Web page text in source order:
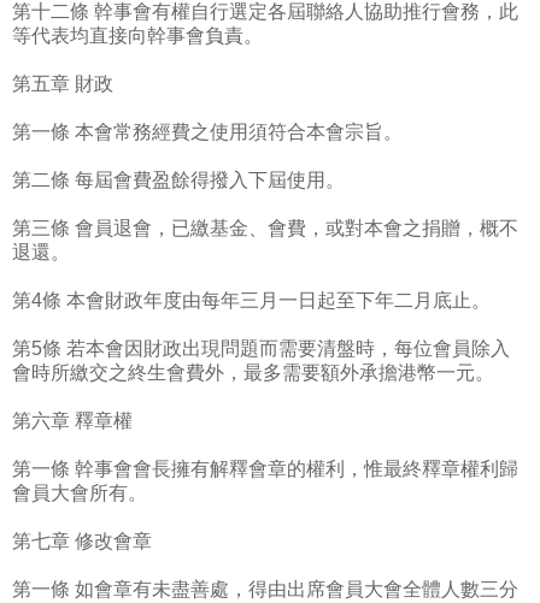
第十二條 幹事會有權自行選定各屆聯絡人協助推行會務，此
等代表均直接向幹事會負責。
第五章 財政
第一條 本會常務經費之使用須符合本會宗旨。
第二條 每屆會費盈餘得撥入下屆使用。
第三條 會員退會，已繳基金、會費，或對本會之捐贈，概不
退還。
第4條 本會財政年度由每年三月一日起至下年二月底止。
第5條 若本會因財政出現問題而需要清盤時，每位會員除入
會時所繳交之終生會費外，最多需要額外承擔港幣一元。
第六章 釋章權
第一條 幹事會會長擁有解釋會章的權利，惟最終釋章權利歸
會員大會所有。
第七章 修改會章
第一條 如會章有未盡善處，得由出席會員大會全體人數三分